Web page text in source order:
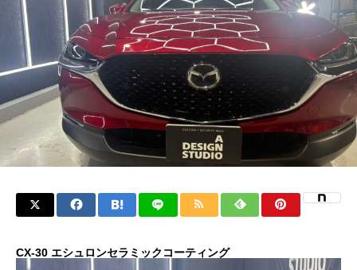
CX-30 エシュロンセラミックコーティング